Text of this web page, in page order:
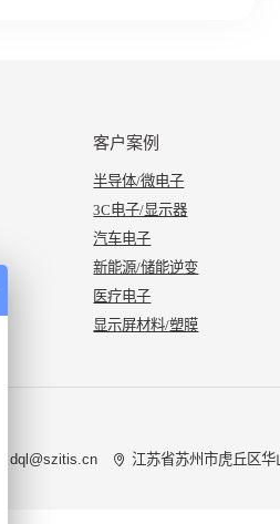
客户案例
半导体/微电子
3C电子/显示器
汽车电子
新能源/储能逆变
医疗电子
显示屏材料/塑膜
dql@szitis.cn 江苏省苏州市虎丘区